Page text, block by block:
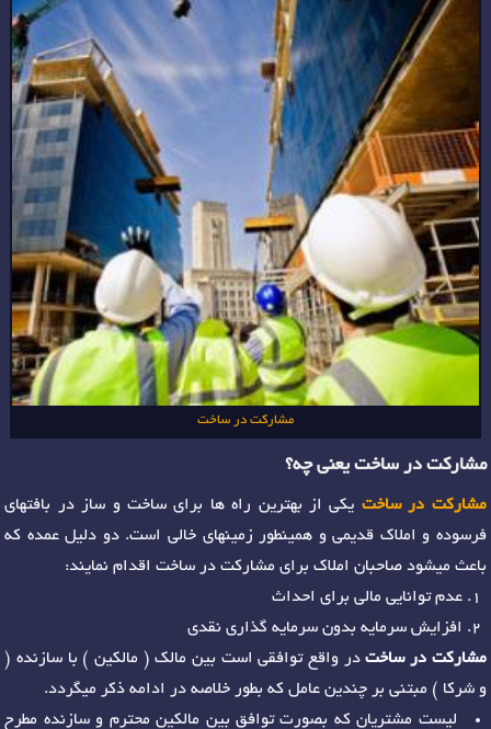
مشارکت در ساخت
مشارکت در ساخت یعنی چه؟
مشارکت در ساخت یکی از بهترین راه ها برای ساخت و ساز در بافتهای
فرسوده و املاک قدیمی و همینطور زمینهای خالی است. دو دلیل عمده که
باعث میشود صاحبان املاک برای مشارکت در ساخت اقدام نمایند:
عدم توانایی مالی برای احداث
افزایش سرمایه بدون سرمایه گذاری نقدی
مشارکت در ساختدر واقع توافقی است بین مالک ( مالکین ) با سازنده (
و شرکا ) مبتنی بر چندین عامل که بطور خلاصه در ادامه ذکر میگردد.
لیست مشتریان که بصورت توافق بین مالکین محترم و سازنده مطرح